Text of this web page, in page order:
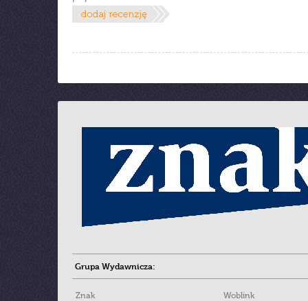
Grupa Wydawnicza:
Znak
Woblink